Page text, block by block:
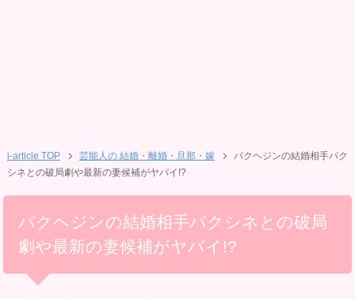
i-article TOP 芸能人の 結婚・離婚・旦那・嫁
パクヘジンの結婚相手パク
シネとの破局劇や最新の妻候補がヤバイ!?
パクヘジンの結婚相手パクシネとの破局
劇や最新の妻候補がヤバイ!?